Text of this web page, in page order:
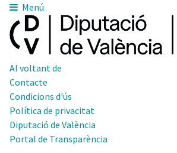
Menú
Al voltant de
Contacte
Condicions d'ús
Política de privacitat
Diputació de València
Portal de Transparència